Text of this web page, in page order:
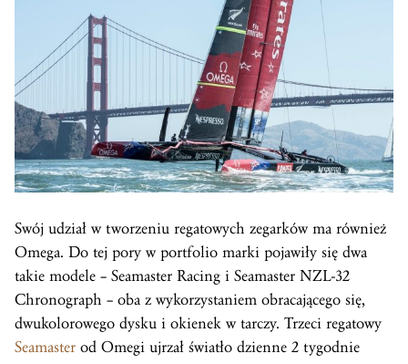
Swój udział w tworzeniu regatowych zegarków ma również
Omega. Do tej pory w portfolio marki pojawiły się dwa
takie modele – Seamaster Racing i Seamaster NZL-32
Chronograph – oba z wykorzystaniem obracającego się,
dwukolorowego dysku i okienek w tarczy. Trzeci regatowy
Seamaster od Omegi ujrzał światło dzienne 2 tygodnie